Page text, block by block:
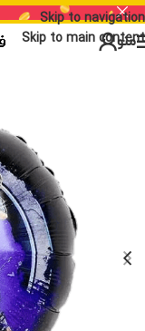
Skip to navigation
Skip to main content
منو